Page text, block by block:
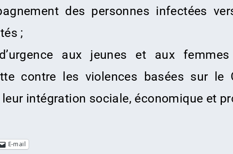
des personnes infectées
;
aux jeunes et aux
contre les violences basées sur le
intégration sociale, économique et
E-mail